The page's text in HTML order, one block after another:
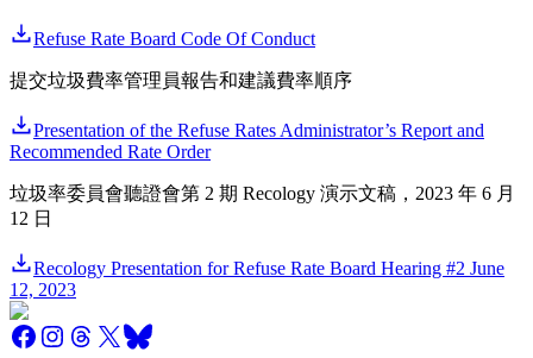
Refuse Rate Board Code Of Conduct
提交垃圾費率管理員報告和建議費率順序
Presentation of the Refuse Rates Administrator’s Report and
Recommended Rate Order
垃圾率委員會聽證會第 2 期 Recology 演示文稿，2023 年 6 月
12 日
Recology Presentation for Refuse Rate Board Hearing #2 June
12, 2023